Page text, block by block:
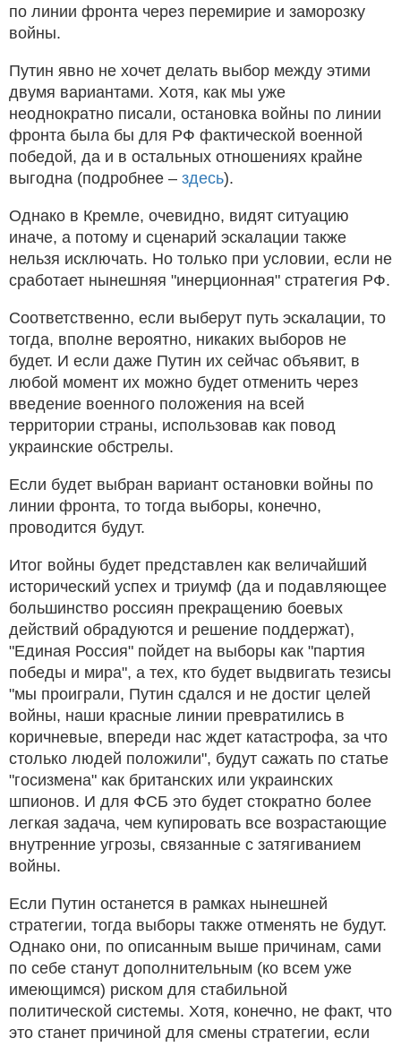
по линии фронта через перемирие и заморозку
войны.
Путин явно не хочет делать выбор между этими
двумя вариантами. Хотя, как мы уже
неоднократно писали, остановка войны по линии
фронта была бы для РФ фактической военной
победой, да и в остальных отношениях крайне
выгодна (подробнее – здесь).
Однако в Кремле, очевидно, видят ситуацию
иначе, а потому и сценарий эскалации также
нельзя исключать. Но только при условии, если не
сработает нынешняя "инерционная" стратегия РФ.
Соответственно, если выберут путь эскалации, то
тогда, вполне вероятно, никаких выборов не
будет. И если даже Путин их сейчас объявит, в
любой момент их можно будет отменить через
введение военного положения на всей
территории страны, использовав как повод
украинские обстрелы.
Если будет выбран вариант остановки войны по
линии фронта, то тогда выборы, конечно,
проводится будут.
Итог войны будет представлен как величайший
исторический успех и триумф (да и подавляющее
большинство россиян прекращению боевых
действий обрадуются и решение поддержат),
"Единая Россия" пойдет на выборы как "партия
победы и мира", а тех, кто будет выдвигать тезисы
"мы проиграли, Путин сдался и не достиг целей
войны, наши красные линии превратились в
коричневые, впереди нас ждет катастрофа, за что
столько людей положили", будут сажать по статье
"госизмена" как британских или украинских
шпионов. И для ФСБ это будет стократно более
легкая задача, чем купировать все возрастающие
внутренние угрозы, связанные с затягиванием
войны.
Если Путин останется в рамках нынешней
стратегии, тогда выборы также отменять не будут.
Однако они, по описанным выше причинам, сами
по себе станут дополнительным (ко всем уже
имеющимся) риском для стабильной
политической системы. Хотя, конечно, не факт, что
это станет причиной для смены стратегии, если